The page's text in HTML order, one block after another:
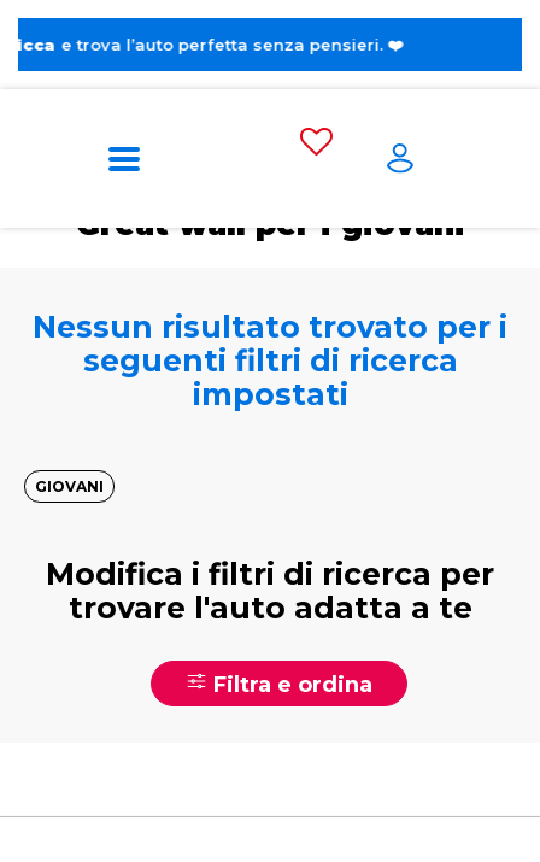
e trova l’auto perfetta senza pensieri. ❤️
Home Per i giovani
Great wall per i giovani
Nessun risultato trovato per i
seguenti filtri di ricerca
impostati
GIOVANI
Modifica i filtri di ricerca per
trovare l'auto adatta a te
Filtra e ordina